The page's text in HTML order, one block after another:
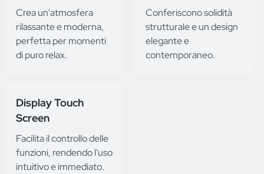
Crea un'atmosfera
rilassante e moderna,
perfetta per momenti
di puro relax.
Conferiscono solidità
strutturale e un design
elegante e
contemporaneo.
Display Touch
Screen
Facilita il controllo delle
funzioni, rendendo l'uso
intuitivo e immediato.